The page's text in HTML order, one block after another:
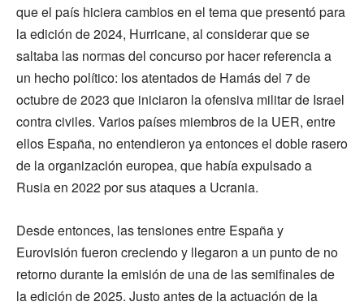
que el país hiciera cambios en el tema que presentó para
la edición de 2024, Hurricane, al considerar que se
saltaba las normas del concurso por hacer referencia a
un hecho político: los atentados de Hamás del 7 de
octubre de 2023 que iniciaron la ofensiva militar de Israel
contra civiles. Varios países miembros de la UER, entre
ellos España, no entendieron ya entonces el doble rasero
de la organización europea, que había expulsado a
Rusia en 2022 por sus ataques a Ucrania.
Desde entonces, las tensiones entre España y
Eurovisión fueron creciendo y llegaron a un punto de no
retorno durante la emisión de una de las semifinales de
la edición de 2025. Justo antes de la actuación de la